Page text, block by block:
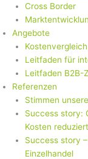
Cross Border
Angebote
Leitfaden für
Leitfaden B2B-
Referenzen
Stimmen
Success story:
Kosten reduziert
Success story
Einzelhandel